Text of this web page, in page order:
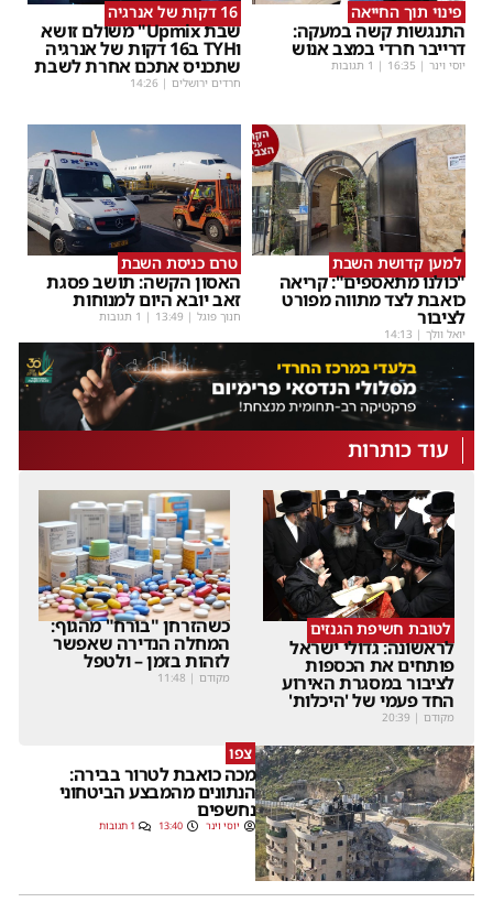
פינוי תוך החייאה
התנגשות קשה במעקה:
דרייבר חרדי במצב אנוש
יוסי וינר |
16:35 | 1 תגובות
16 דקות של אנרגיה
שבת Upmix" משולם זושא
וTYH ב16 דקות של אנרגיה
שתכניס אתכם אחרת לשבת
חרדים ירושלים |
14:26
למען קדושת השבת
"כולנו מתאספים": קריאה
כואבת לצד מתווה מפורט
לציבור
יואל וולך |
14:13
טרם כניסת השבת
האסון הקשה: תושב פסגת
זאב יובא היום למנוחות
חנוך פוגל |
13:49 | 1 תגובות
עוד כותרות
לטובת חשיפת הגנזים
לראשונה: גדולי ישראל
פותחים את הכספות
לציבור במסגרת האירוע
החד פעמי של 'היכלות'
מקודם |
20:39
כשהזרחן "בורח" מהגוף:
המחלה הנדירה שאפשר
לזהות בזמן – ולטפל
מקודם |
11:48
צפו
מכה כואבת לטרור בבירה:
הנתונים מהמבצע הביטחוני
נחשפים
יוסי וינר 13:40 1 תגובות